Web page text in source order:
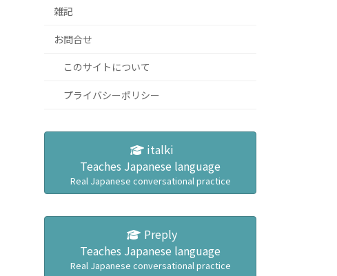
雑記
お問合せ
このサイトについて
プライバシーポリシー
italki
Teaches Japanese language
Real Japanese conversational practice
Preply
Teaches Japanese language
Real Japanese conversational practice